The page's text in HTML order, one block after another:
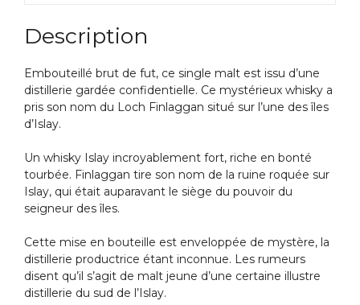
Description
Embouteillé brut de fut, ce single malt est issu d’une
distillerie gardée confidentielle. Ce mystérieux whisky a
pris son nom du Loch Finlaggan situé sur l’une des îles
d’Islay.
Un whisky Islay incroyablement fort, riche en bonté
tourbée. Finlaggan tire son nom de la ruine roquée sur
Islay, qui était auparavant le siège du pouvoir du
seigneur des îles.
Cette mise en bouteille est enveloppée de mystère, la
distillerie productrice étant inconnue. Les rumeurs
disent qu’il s’agit de malt jeune d’une certaine illustre
distillerie du sud de l’Islay.